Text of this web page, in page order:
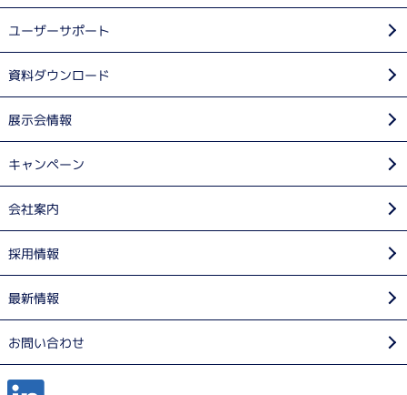
ユーザーサポート
資料ダウンロード
展示会情報
キャンペーン
会社案内
採用情報
最新情報
お問い合わせ